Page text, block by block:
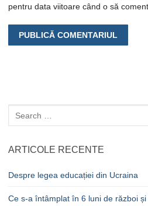
pentru data viitoare când o să
Caută
după:
ARTICOLE RECENTE
Despre legea educației din Ucraina
Ce s-a întâmplat în 6 luni de război